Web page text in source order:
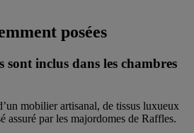
posées
sont inclus dans les chambres
mobilier artisanal, de tissus luxueux
assuré par les majordomes de Raffles.